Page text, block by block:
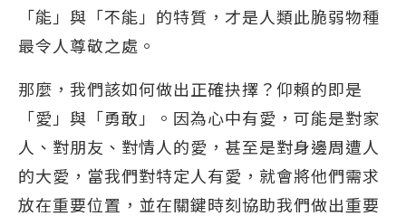
「能」與「不能」的特質，才是人類此脆弱物種
最令人尊敬之處。
那麼，我們該如何做出正確抉擇？仰賴的即是
「愛」與「勇敢」。因為心中有愛，可能是對家
人、對朋友、對情人的愛，甚至是對身邊周遭人
的大愛，當我們對特定人有愛，就會將他們需求
放在重要位置，並在關鍵時刻協助我們做出重要